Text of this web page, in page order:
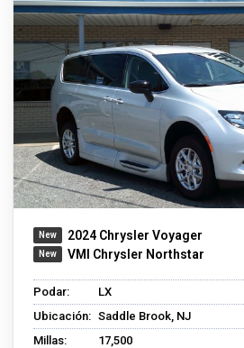
2024 Chrysler Voyager
VMI Chrysler Northstar
Podar:
LX
Ubicación: Saddle Brook, NJ
Millas:
17,500